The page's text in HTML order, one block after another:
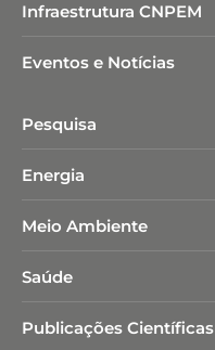
Infraestrutura CNPEM
Eventos e Notícias
Pesquisa
Energia
Meio Ambiente
Saúde
Publicações Científicas